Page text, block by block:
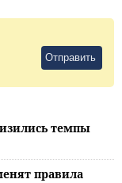
Отправить
темпы
правила